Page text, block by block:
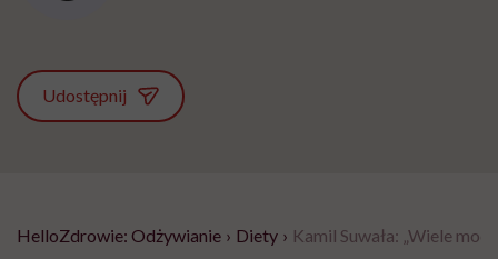
Udostępnij
HelloZdrowie: Odżywianie › Diety › Kamil Suwała: „Wiele